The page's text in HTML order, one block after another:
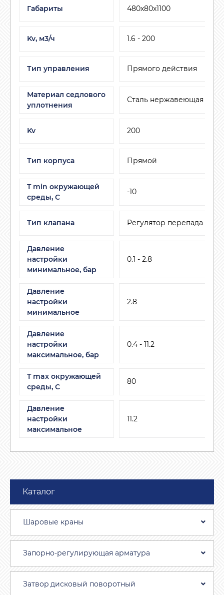
Габариты 480х80х1100
Kv, м3/ч 1.6 - 200
Тип управления Прямого действия
Материал седлового
уплотнения
Сталь нержавеющая
Kv 200
Тип корпуса Прямой
T min окружающей
среды, C
-10
Тип клапана Регулятор перепада
Давление
настройки
минимальное, бар
0.1 - 2.8
Давление
настройки
минимальное
2.8
Давление
настройки
максимальное, бар
0.4 - 11.2
T max окружающей
среды, С
80
Давление
настройки
максимальное
11.2
Каталог
Шаровые краны
Запорно-регулирующая арматура
Затвоp дискoвый пoвoротный